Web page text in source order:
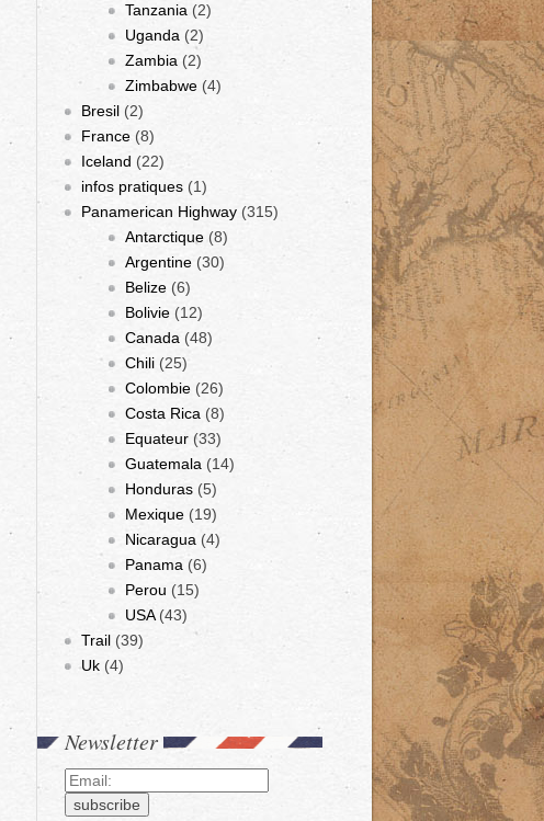
Tanzania (2)
Uganda (2)
Zambia (2)
Zimbabwe (4)
Bresil (2)
France (8)
Iceland (22)
infos pratiques (1)
Panamerican Highway (315)
Antarctique (8)
Argentine (30)
Belize (6)
Bolivie (12)
Canada (48)
Chili (25)
Colombie (26)
Costa Rica (8)
Equateur (33)
Guatemala (14)
Honduras (5)
Mexique (19)
Nicaragua (4)
Panama (6)
Perou (15)
USA(43)
Trail (39)
Uk (4)
Newsletter